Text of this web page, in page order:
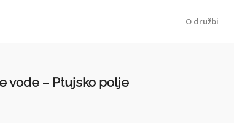
O družbi
vode – Ptujsko polje